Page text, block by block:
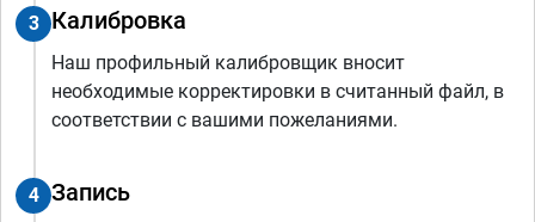
3 Калибровка
Наш профильный калибровщик вносит
необходимые корректировки в считанный файл, в
соответствии с вашими пожеланиями.
4 Запись